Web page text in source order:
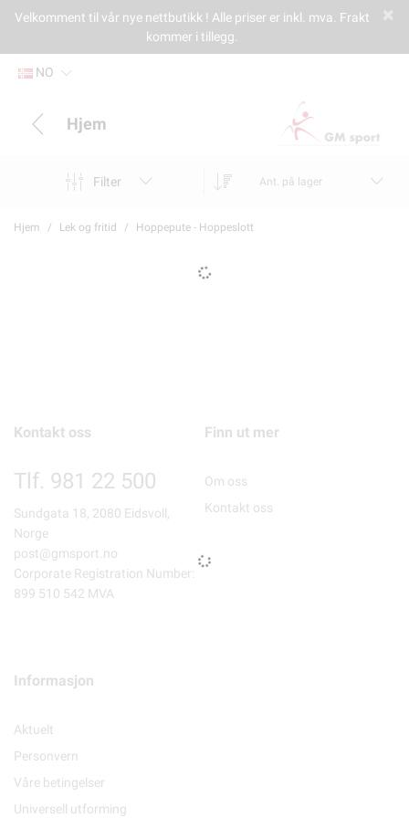
Velkomment til vår nye nettbutikk ! Alle priser er inkl. mva. Frakt
kommer i tillegg.
NO
Hjem
Filter Ant. på lager
Hjem Lek og fritid Hoppepute - Hoppeslott
Kontakt oss
Tlf. 981 22 500
Sundgata 18, 2080 Eidsvoll,
Norge
post@gmsport.no
Corporate Registration Number:
899 510 542 MVA
Finn ut mer
Om oss
Kontakt oss
Informasjon
Aktuelt
Personvern
Våre betingelser
Universell utforming